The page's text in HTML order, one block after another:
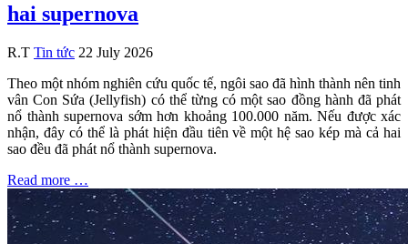
hai supernova
R.T Tin tức 22 July 2026
Theo một nhóm nghiên cứu quốc tế, ngôi sao đã hình thành nên tinh
vân Con Sứa (Jellyfish) có thể từng có một sao đồng hành đã phát
nổ thành supernova sớm hơn khoảng 100.000 năm. Nếu được xác
nhận, đây có thể là phát hiện đầu tiên về một hệ sao kép mà cả hai
sao đều đã phát nổ thành supernova.
Read more …